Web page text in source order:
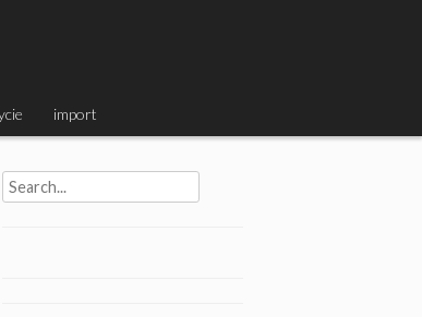
import
Search
for: